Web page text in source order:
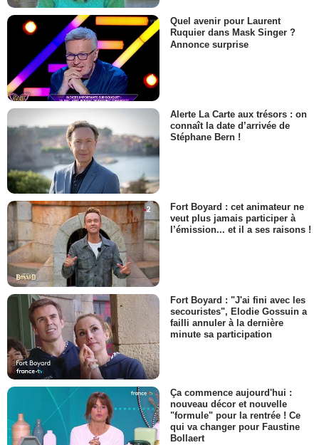
Quel avenir pour Laurent
Ruquier dans Mask Singer ?
Annonce surprise
Alerte La Carte aux trésors : on
connaît la date d’arrivée de
Stéphane Bern !
Fort Boyard : cet animateur ne
veut plus jamais participer à
l’émission... et il a ses raisons !
Fort Boyard : "J'ai fini avec les
secouristes", Elodie Gossuin a
failli annuler à la dernière
minute sa participation
Ça commence aujourd'hui :
nouveau décor et nouvelle
"formule" pour la rentrée ! Ce
qui va changer pour Faustine
Bollaert